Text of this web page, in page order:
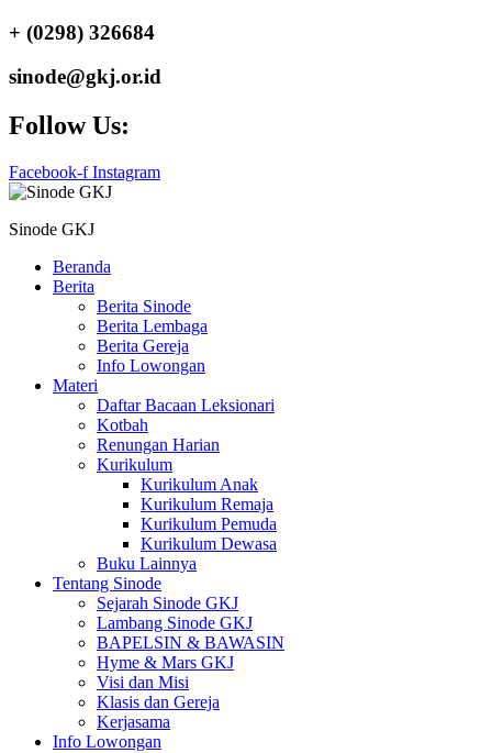
+ (0298) 326684
sinode@gkj.or.id
Follow Us:
Facebook-f Instagram
Sinode GKJ
Beranda
Berita
Berita Sinode
Berita Lembaga
Berita Gereja
Info Lowongan
Materi
Daftar Bacaan Leksionari
Kotbah
Renungan Harian
Kurikulum
Kurikulum Anak
Kurikulum Remaja
Kurikulum Pemuda
Kurikulum Dewasa
Buku Lainnya
Tentang Sinode
Sejarah Sinode GKJ
Lambang Sinode GKJ
BAPELSIN & BAWASIN
Hyme & Mars GKJ
Visi dan Misi
Klasis dan Gereja
Kerjasama
Info Lowongan